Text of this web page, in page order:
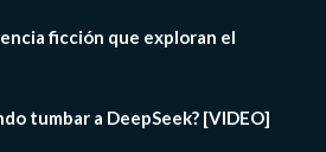
ficción que exploran el
tumbar a DeepSeek? [VIDEO]